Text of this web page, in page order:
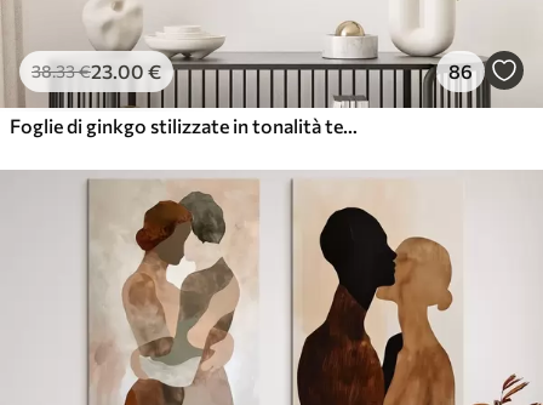
38.33€23.00 € 86
Foglie di ginkgo stilizzate in tonalità tenui